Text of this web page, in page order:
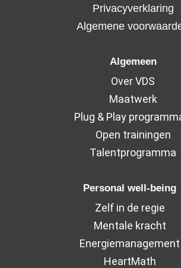
Privacyverklaring
Algemene
Algemeen
Over VDS
Maatwerk
Plug & Play
Open trainingen
Talentprogramma
Personal well-being
Zelf in de regie
Mentale kracht
Energiemanagement
HeartMath